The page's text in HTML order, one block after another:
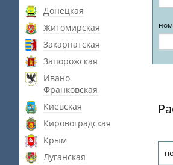
Донецкая
Житомирская
Закарпатская
Запорожская
Ивано-
Франковская
Киевская
Кировоградская
Крым
Луганская